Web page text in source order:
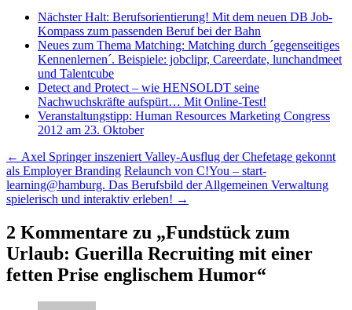
Nächster Halt: Berufsorientierung! Mit dem neuen DB Job-
Kompass zum passenden Beruf bei der Bahn
Neues zum Thema Matching: Matching durch ´gegenseitiges
Kennenlernen´. Beispiele: jobclipr, Careerdate, lunchandmeet
und Talentcube
Detect and Protect – wie HENSOLDT seine
Nachwuchskräfte aufspürt… Mit Online-Test!
Veranstaltungstipp: Human Resources Marketing Congress
2012 am 23. Oktober
Beitragsnavigation
← Axel Springer inszeniert Valley-Ausflug der Chefetage gekonnt
als Employer Branding Relaunch von C!You – start-
learning@hamburg. Das Berufsbild der Allgemeinen Verwaltung
spielerisch und interaktiv erleben! →
2 Kommentare zu „Fundstück zum
Urlaub: Guerilla Recruiting mit einer
fetten Prise englischem Humor“